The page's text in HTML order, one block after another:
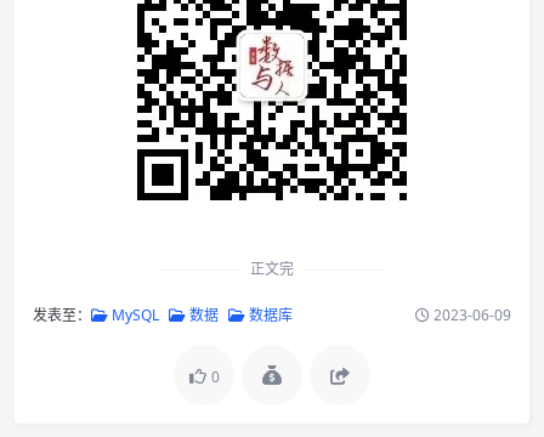
正文完
发表至： MySQL 数据 数据库 2023-06-09
0